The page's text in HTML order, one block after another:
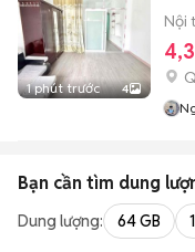
1 phút trước 4
Nội
Bạn cần tìm dung
Dung lượng: 64 GB